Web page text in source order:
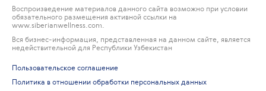
Воспроизведение материалов данного сайта возможно при условии
обязательного размещения активной ссылки на
www.siberianwellness.com.
Вся бизнес-информация, представленная на данном сайте, является
недействительной для Республики Узбекистан
Пользовательское соглашение
Политика в отношении обработки персональных данных